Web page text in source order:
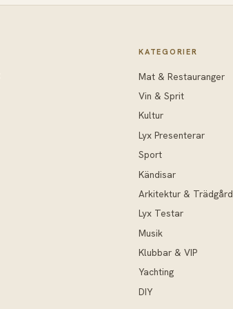
KATEGORIER
Mat & Restauranger
Vin & Sprit
Kultur
Lyx Presenterar
Sport
Kändisar
Arkitektur & Trädgård
Lyx Testar
Musik
Klubbar & VIP
Yachting
DIY